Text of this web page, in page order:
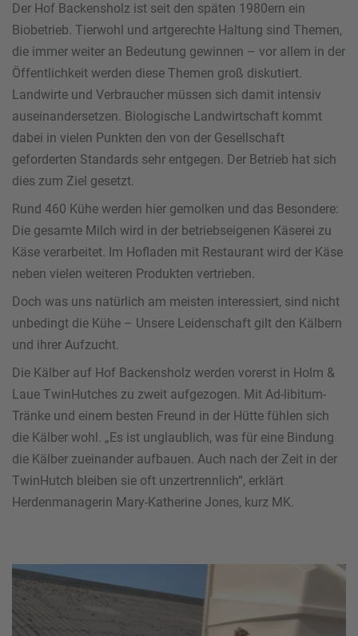
Der Hof Backensholz ist seit den späten 1980ern ein
Biobetrieb. Tierwohl und artgerechte Haltung sind Themen,
die immer weiter an Bedeutung gewinnen – vor allem in der
Öffentlichkeit werden diese Themen groß diskutiert.
Landwirte und Verbraucher müssen sich damit intensiv
auseinandersetzen. Biologische Landwirtschaft kommt
dabei in vielen Punkten den von der Gesellschaft
geforderten Standards sehr entgegen. Der Betrieb hat sich
dies zum Ziel gesetzt.
Rund 460 Kühe werden hier gemolken und das Besondere:
Die gesamte Milch wird in der betriebseigenen Käserei zu
Käse verarbeitet. Im Hofladen mit Restaurant wird der Käse
neben vielen weiteren Produkten vertrieben.
Doch was uns natürlich am meisten interessiert, sind nicht
unbedingt die Kühe – Unsere Leidenschaft gilt den Kälbern
und ihrer Aufzucht.
Die Kälber auf Hof Backensholz werden vorerst in Holm &
Laue TwinHutches zu zweit aufgezogen. Mit Ad-libitum-
Tränke und einem besten Freund in der Hütte fühlen sich
die Kälber wohl. „Es ist unglaublich, was für eine Bindung
die Kälber zueinander aufbauen. Auch nach der Zeit in der
TwinHutch bleiben sie oft unzertrennlich“, erklärt
Herdenmanagerin Mary-Katherine Jones, kurz MK.